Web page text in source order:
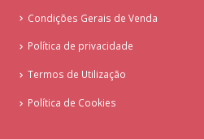
Condições Gerais de Venda
Política de privacidade
Termos de Utilização
Política de Cookies